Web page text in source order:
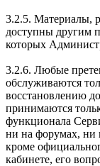
3.2.5. Материалы,
доступны другим
которых
3.2.6. Любые
обслуживаются
восстановлению
принимаются
функционала
ни на форумах, ни
кроме
кабинете, его